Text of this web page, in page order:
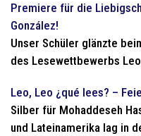
Premiere für die
González!
Unser Schüler glänzte
des Lesewettbewerbs
Leo, Leo ¿qué lees? –
Silber für Mohaddeseh
und Lateinamerika lag in